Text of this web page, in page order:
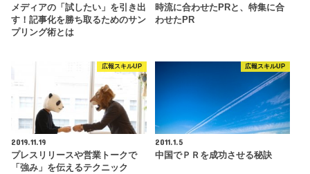
メディアの「試したい」を引き出
す！記事化を勝ち取るためのサン
プリング術とは
時流に合わせたPRと、特集に合
わせたPR
広報スキルUP
2019.11.19
プレスリリースや営業トークで
「強み」を伝えるテクニック
広報スキルUP
2011.1.5
中国でＰＲを成功させる秘訣